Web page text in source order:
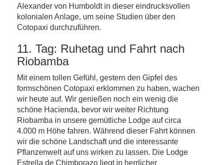
Alexander von Humboldt in dieser eindrucksvollen
kolonialen Anlage, um seine Studien über den
Cotopaxi durchzuführen.
11. Tag: Ruhetag und Fahrt nach
Riobamba
Mit einem tollen Gefühl, gestern den Gipfel des
formschönen Cotopaxi erklommen zu haben, wachen
wir heute auf. Wir genießen noch ein wenig die
schöne Hacienda, bevor wir weiter Richtung
Riobamba in unsere gemütliche Lodge auf circa
4.000 m Höhe fahren. Während dieser Fahrt können
wir die schöne Landschaft und die interessante
Pflanzenwelt auf uns wirken zu lassen. Die Lodge
Estrella de Chimborazo liegt in herrlicher